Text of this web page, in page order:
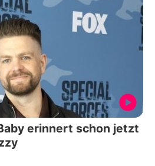
erinnert schon jetzt